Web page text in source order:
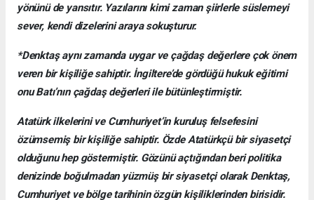
yönünü de yansıtır. Yazılarını kimi zaman şiirlerle süslemeyi
sever, kendi dizelerini araya sokuşturur.
*Denktaş aynı zamanda uygar ve çağdaş değerlere çok önem
veren bir kişiliğe sahiptir. İngiltere’de gördüğü hukuk eğitimi
onu Batı’nın çağdaş değerleri ile bütünleştirmiştir.
Atatürk ilkelerini ve Cumhuriyet’in kuruluş felsefesini
özümsemiş bir kişiliğe sahiptir. Özde Atatürkçü bir siyasetçi
olduğunu hep göstermiştir. Gözünü açtığından beri politika
denizinde boğulmadan yüzmüş bir siyasetçi olarak Denktaş,
Cumhuriyet ve bölge tarihinin özgün kişiliklerinden birisidir.